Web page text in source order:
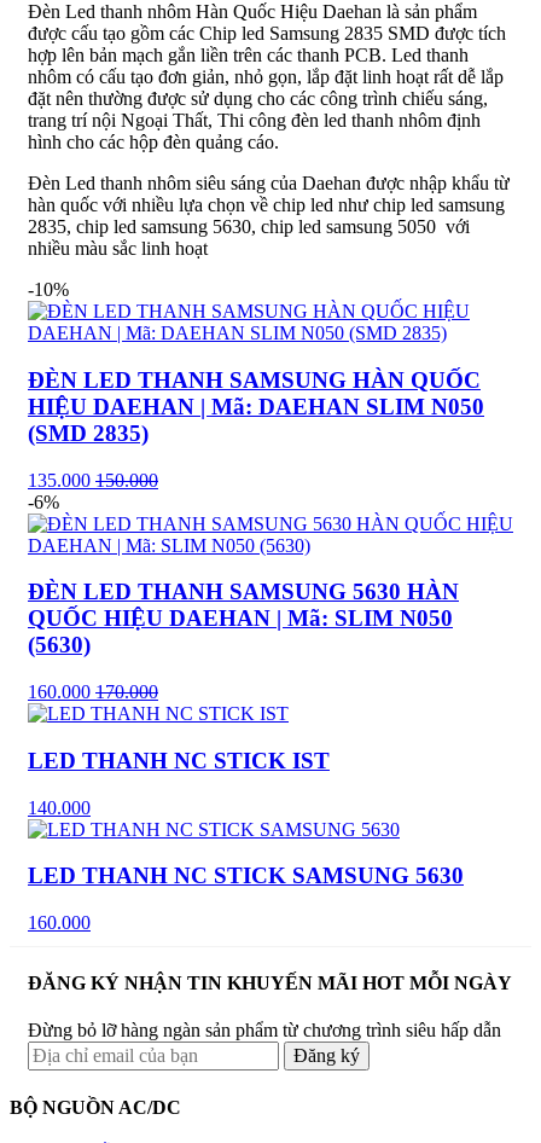
Đèn Led thanh nhôm Hàn Quốc Hiệu Daehan là sản phẩm
được cấu tạo gồm các Chip led Samsung 2835 SMD được tích
hợp lên bản mạch gắn liền trên các thanh PCB. Led thanh
nhôm có cấu tạo đơn giản, nhỏ gọn, lắp đặt linh hoạt rất dễ lắp
đặt nên thường được sử dụng cho các công trình chiếu sáng,
trang trí nội Ngoại Thất, Thi công đèn led thanh nhôm định
hình cho các hộp đèn quảng cáo.
Đèn Led thanh nhôm siêu sáng của Daehan được nhập khẩu từ
hàn quốc với nhiều lựa chọn về chip led như chip led samsung
2835, chip led samsung 5630, chip led samsung 5050 với
nhiều màu sắc linh hoạt
-10%
ĐÈN LED THANH SAMSUNG HÀN QUỐC
HIỆU DAEHAN | Mã: DAEHAN SLIM N050
(SMD 2835)
135.000 150.000
-6%
ĐÈN LED THANH SAMSUNG 5630 HÀN
QUỐC HIỆU DAEHAN | Mã: SLIM N050
(5630)
160.000 170.000
LED THANH NC STICK IST
140.000
LED THANH NC STICK SAMSUNG 5630
160.000
ĐĂNG KÝ NHẬN TIN KHUYẾN MÃI HOT MỖI NGÀY
Đừng bỏ lỡ hàng ngàn sản phẩm từ chương trình siêu hấp dẫn
BỘ NGUỒN AC/DC